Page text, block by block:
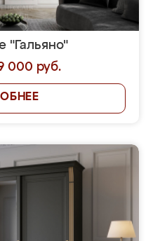
"Гальяно"
000 руб.